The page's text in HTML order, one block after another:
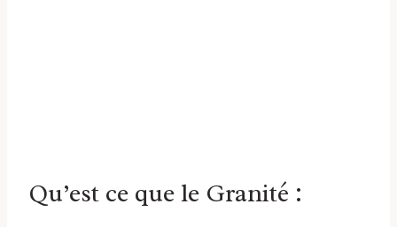
Qu’est ce que le Granité :